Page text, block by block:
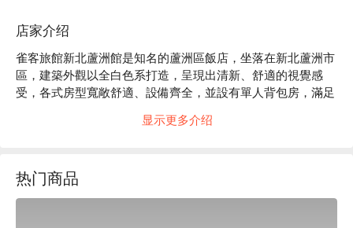
店家介绍
雀客旅館新北蘆洲館是知名的蘆洲區飯店，坐落在新北蘆洲市
區，建築外觀以全白色系打造，呈現出清新、舒適的視覺感
受，各式房型寬敞舒適、設備齊全，並設有單人背包房，滿足
廳及充電區，提供旅客全方位的服務。距離捷運站步行只要1
雀客旅館新北蘆洲館：Google 4.2 星
雀客旅館新北蘆洲館推薦：雀客旅館新北蘆洲館位於蘆洲區精
显示更多介绍
热门商品